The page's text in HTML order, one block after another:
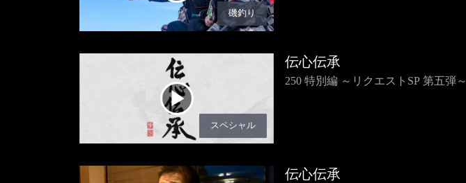
磯釣り
スペシャル
伝心伝承
250 特別編 ～リクエストSP 第五弾～
伝心伝承